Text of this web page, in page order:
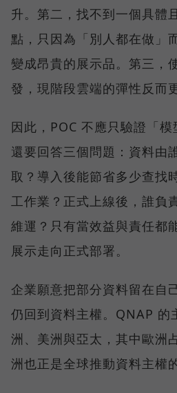
升。第二，找不到一個具體
點，只因為「別人都在做」
變成昂貴的展示品。第三，
發，現階段雲端的彈性反而
因此，POC 不應只驗證「模
還要回答三個問題：資料由
取？導入後能節省多少查找
工作業？正式上線後，誰負
維運？只有當效益與責任都
展示走向正式部署。
企業願意把部分資料留在自
仍回到資料主權。QNAP 的
洲、美洲與亞太，其中歐洲
洲也正是全球推動資料主權